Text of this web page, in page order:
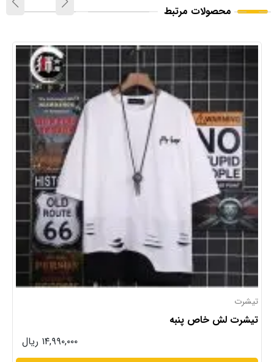
محصولات مرتبط
تیشرت
تیشرت لش خاص پنبه
۱۴,۹۹۰,۰۰۰ ریال